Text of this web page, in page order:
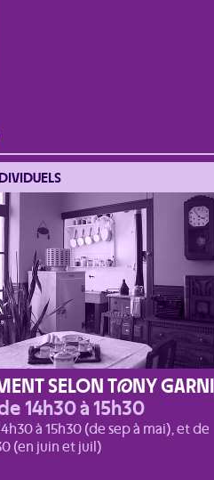
SELON TONY
14h30 à 15h30
à 15h30 (de sep à mai), et de
(en juin et juil)